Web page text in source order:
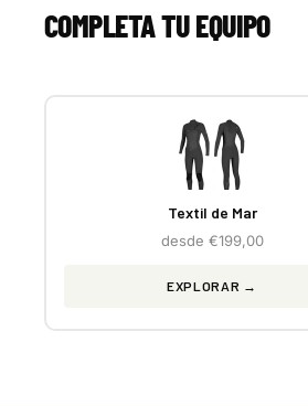
COMPLETA TU EQUIPO
Textil de Mar
desde €199,00
EXPLORAR →